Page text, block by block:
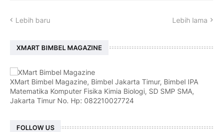
Lebih baru Lebih lama
XMART BIMBEL MAGAZINE
XMart Bimbel Magazine, Bimbel Jakarta Timur, Bimbel IPA
Matematika Komputer Fisika Kimia Biologi, SD SMP SMA,
Jakarta Timur No. Hp: 082210027724
FOLLOW US